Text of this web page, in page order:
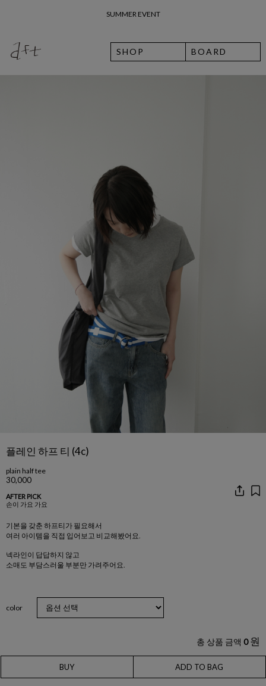
26 여름 휴가 안내
SHOP BOARD
플레인 하프 티 (4c)
plain half tee
30,000
AFTER PICK
손이 가요 가요
기본을 갖춘 하프티가 필요해서
여러 아이템을 직접 입어보고 비교해봤어요.
넥라인이 답답하지 않고
소매도 부담스러울 부분만 가려주어요.
color
총 상품 금액 0 원
BUY ADD TO BAG